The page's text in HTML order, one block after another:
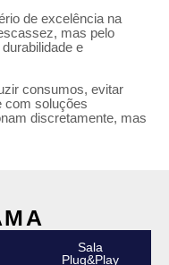
de excelência na
mas pelo
e
consumos, evitar
com soluções
discretamente, mas
Sala
Plug&Play